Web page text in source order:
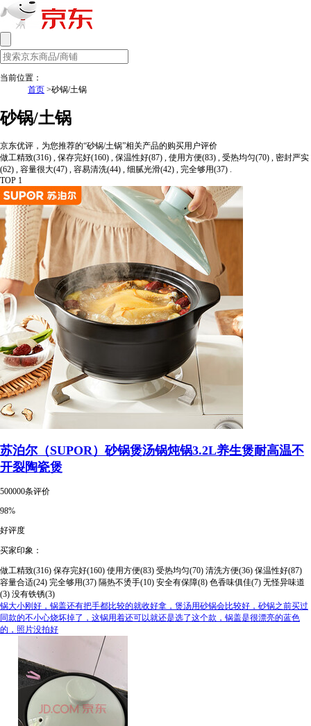
当前位置：
首页 >砂锅/土锅
砂锅/土锅
京东优评，为您推荐的“砂锅/土锅”相关产品的购买用户评价
做工精致(316) , 保存完好(160) , 保温性好(87) , 使用方便(83) , 受热均匀(70) , 密封严实
(62) , 容量很大(47) , 容易清洗(44) , 细腻光滑(42) , 完全够用(37) .
TOP 1
苏泊尔（SUPOR）砂锅煲汤锅炖锅3.2L养生煲耐高温不
开裂陶瓷煲
500000条评价
98%
好评度
买家印象：
做工精致(316) 保存完好(160) 使用方便(83) 受热均匀(70) 清洗方便(36) 保温性好(87)
容量合适(24) 完全够用(37) 隔热不烫手(10) 安全有保障(8) 色香味俱佳(7) 无怪异味道
(3) 没有铁锈(3)
锅大小刚好，锅盖还有把手都比较的就收好拿，煲汤用砂锅会比较好，砂锅之前买过
同款的不小心烧坏掉了，这锅用着还可以就还是选了这个款，锅盖是很漂亮的蓝色
的，照片没拍好